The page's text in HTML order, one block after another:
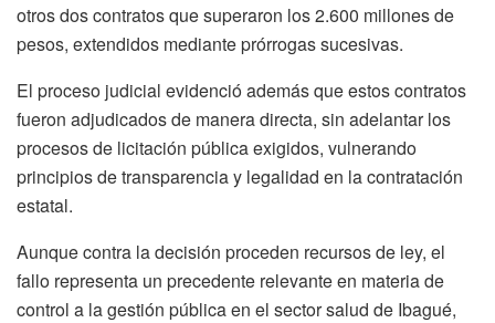
otros dos contratos que superaron los 2.600 millones de
pesos, extendidos mediante prórrogas sucesivas.
El proceso judicial evidenció además que estos contratos
fueron adjudicados de manera directa, sin adelantar los
procesos de licitación pública exigidos, vulnerando
principios de transparencia y legalidad en la contratación
estatal.
Aunque contra la decisión proceden recursos de ley, el
fallo representa un precedente relevante en materia de
control a la gestión pública en el sector salud de Ibagué,